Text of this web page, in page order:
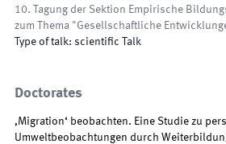
10. Tagung der Sektion Empirische
zum Thema "Gesellschaftliche
Type of talk: scientific Talk
Doctorates
‚Migration‘ beobachten. Eine Studie zu
Umweltbeobachtungen durch